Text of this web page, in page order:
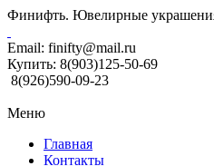
Финифть. Ювелирные
Email: finifty@mail.ru
Купить: 8(903)125-50-69
8(926)590-09-23
Меню
Главная
Контакты